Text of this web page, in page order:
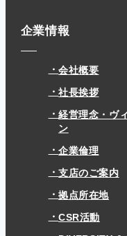
企業情報
会社概要
社長挨拶
経営理念・ヴ
ン
企業倫理
支店のご案内
拠点所在地
CSR活動